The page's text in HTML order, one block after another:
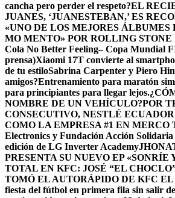
cancha pero perder el respeto?EL
JUANES, ‘JUANESTEBAN,’ ES
«UNO DE LOS MEJORES ÁLBUMES
MO MENTO» POR ROLLING STONE
Cola No Better Feeling– Copa Mundial
prensa)Xiaomi 17T convierte al
de tu estiloSabrina Carpenter y Piero
amigos?Entrenamiento para maratón
para principiantes para llegar lejos.
NOMBRE DE UN VEHÍCULO?POR
CONSECUTIVO, NESTLÉ
COMO LA EMPRESA #1 EN MERCO
Electronics y Fundación Acción
edición de LG Inverter Academy
PRESENTA SU NUEVO EP «SONRÍE
TOTAL EN KFC: JOSÉ “EL
TOMÓ EL AUTORÁPIDO DE KFC
fiesta del fútbol en primera fila sin salir